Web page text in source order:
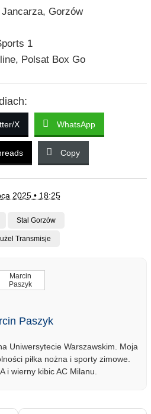
Gorzów
1
Polsat Box Go
X WhatsApp
Copy
2025 • 18:25
Stal Gorzów
Transmisje
Paszyk
Uniwersytecie Warszawskim. Moja
piłka nożna i sporty zimowe.
i wierny kibic AC Milanu.